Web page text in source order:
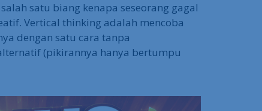
satu biang kenapa seseorang gagal
Vertical thinking adalah mencoba
dengan satu cara tanpa
(pikirannya hanya bertumpu